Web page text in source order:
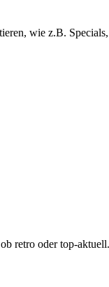
wie z.B.
retro oder top-aktuell.